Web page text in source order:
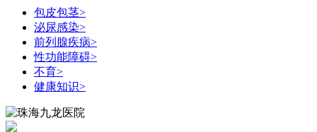
包皮包茎>
泌尿感染>
前列腺疾病>
性功能障碍>
不育>
健康知识>